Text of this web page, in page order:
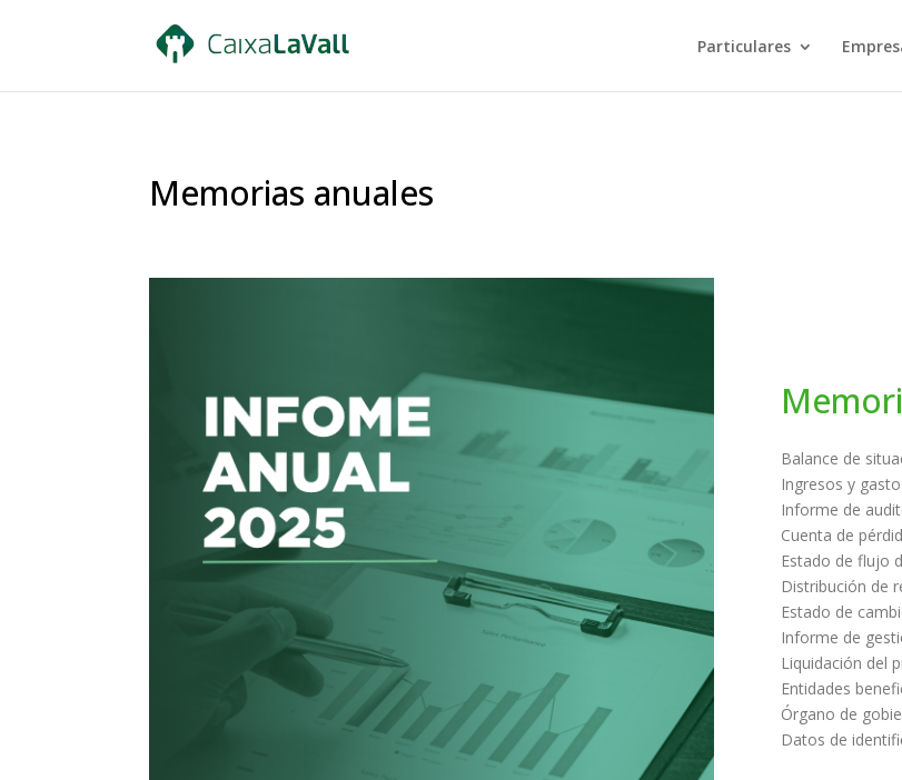
Particulares
Memorias anuales
Balance de
Ingresos y
Informe de
Cuenta de
Estado de flujo
Distribución de
Estado de
Informe de
Liquidación del
Entidades
Órgano de
Datos de